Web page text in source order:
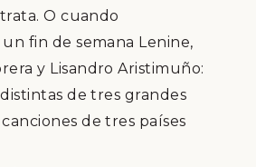
O cuando
fin de semana Lenine,
y Lisandro Aristimuño:
de tres grandes
de tres países